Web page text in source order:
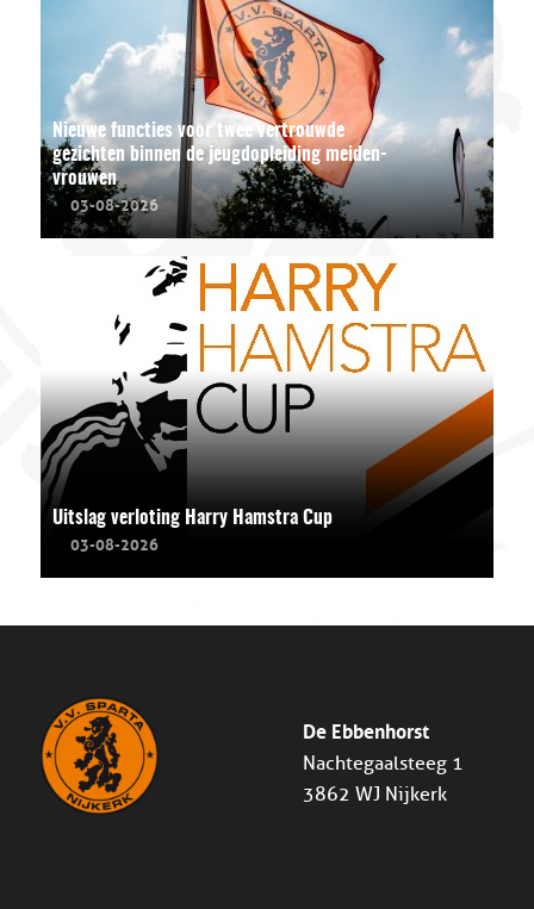
Nieuwe functies voor twee vertrouwde
gezichten binnen de jeugdopleiding meiden-
vrouwen
03-08-2026
Uitslag verloting Harry Hamstra Cup
03-08-2026
De Ebbenhorst
Nachtegaalsteeg 1
3862 WJ Nijkerk